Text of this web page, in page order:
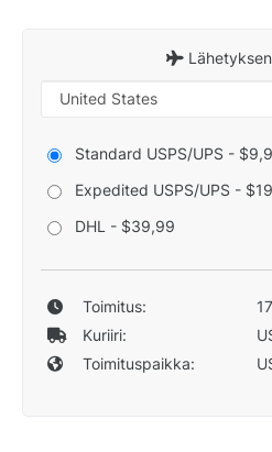
Standard USPS/UPS -
Expedited USPS/UPS -
DHL - $39,99
Toimitus:
Kuriiri:
Toimituspaikka: